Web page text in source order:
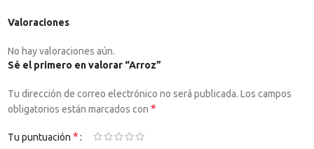
Valoraciones
No hay valoraciones aún.
Sé el primero en valorar “Arroz”
Tu dirección de correo electrónico no será publicada. Los campos
obligatorios están marcados con *
Tu puntuación *